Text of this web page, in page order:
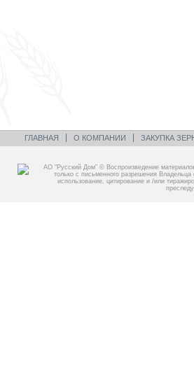
ГЛАВНАЯ О КОМПАНИИ ЗАКУПКА
АО “Русский Дом” © Воспроизведение
только с письменного разрешения Владельца
использование, цитирование и /или